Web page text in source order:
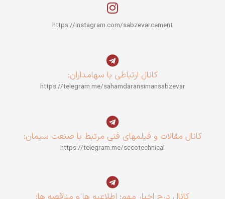
https://instagram.com/sabzevarcement
کانال ارتباطی با سهامداران:
https://telegram.me/sahamdaransimansabzevar
کانال مقالات و فیلمهای فنی مرتبط با صنعت سیمان:
https://telegram.me/sccotechnical